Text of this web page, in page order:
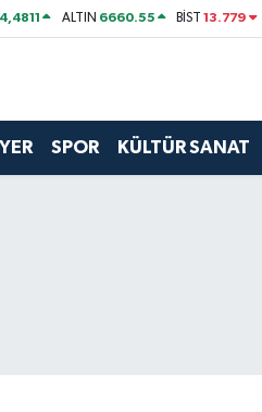
ALTIN 6660.55 BİST13.779
SPOR KÜLTÜR SANAT